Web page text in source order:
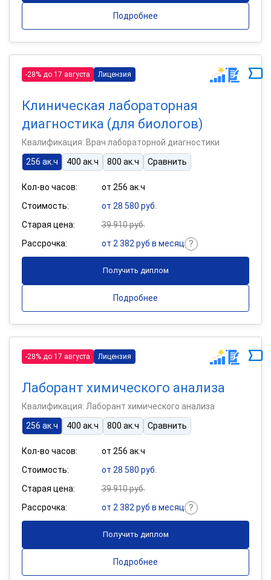
Подробнее
-28% до 17 августа Лицензия
Клиническая лабораторная
диагностика (для биологов)
Квалификация: Врач лабораторной диагностики
256 ак.ч
400 ак.ч 800 ак.ч Сравнить
Кол-во часов:
от 256 ак.ч
Стоимость:
от 28 580 руб.
Старая цена:
39 910 руб.
Рассрочка:
от 2 382 руб в месяц
Получить диплом
Подробнее
-28% до 17 августа Лицензия
Лаборант химического анализа
Квалификация: Лаборант химического анализа
256 ак.ч
400 ак.ч 800 ак.ч Сравнить
Кол-во часов:
от 256 ак.ч
Стоимость:
от 28 580 руб.
Старая цена:
39 910 руб.
Рассрочка:
от 2 382 руб в месяц
Получить диплом
Подробнее